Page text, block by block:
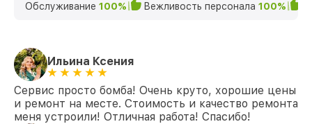
Обслуживание 100% Вежливость персонала 100%
Ильина Ксения
Сервис просто бомба! Очень круто, хорошие цены
и ремонт на месте. Стоимость и качество ремонта
меня устроили! Отличная работа! Спасибо!